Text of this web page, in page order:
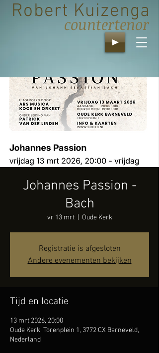
Robert Kuizenga
countertenor
Johannes Passion -
Bach
vr 13 mrt
  |
Oude Kerk
Registratie is afgesloten
Andere evenementen bekijken
Tijd en locatie
13 mrt 2026, 20:00
Oude Kerk, Torenplein 1, 3772 CX Barneveld,
Nederland